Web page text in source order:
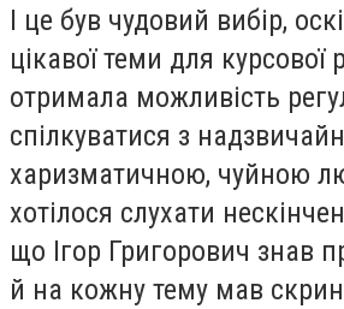
І це був чудовий вибір,
цікавої теми для курсової
отримала можливість
спілкуватися з
харизматичною, чуйною
хотілося слухати
що Ігор Григорович знав
й на кожну тему мав